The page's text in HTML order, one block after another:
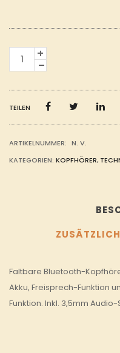
FALTBARE
BLUETOOTH-
KOPFHÖRER
TEILEN
ARTIKELNUMMER: N. V.
KATEGORIEN: KOPFHÖRER,
Faltbare Bluetooth-
Akku, Freisprech-Funktion
Funktion. Inkl. 3,5mm